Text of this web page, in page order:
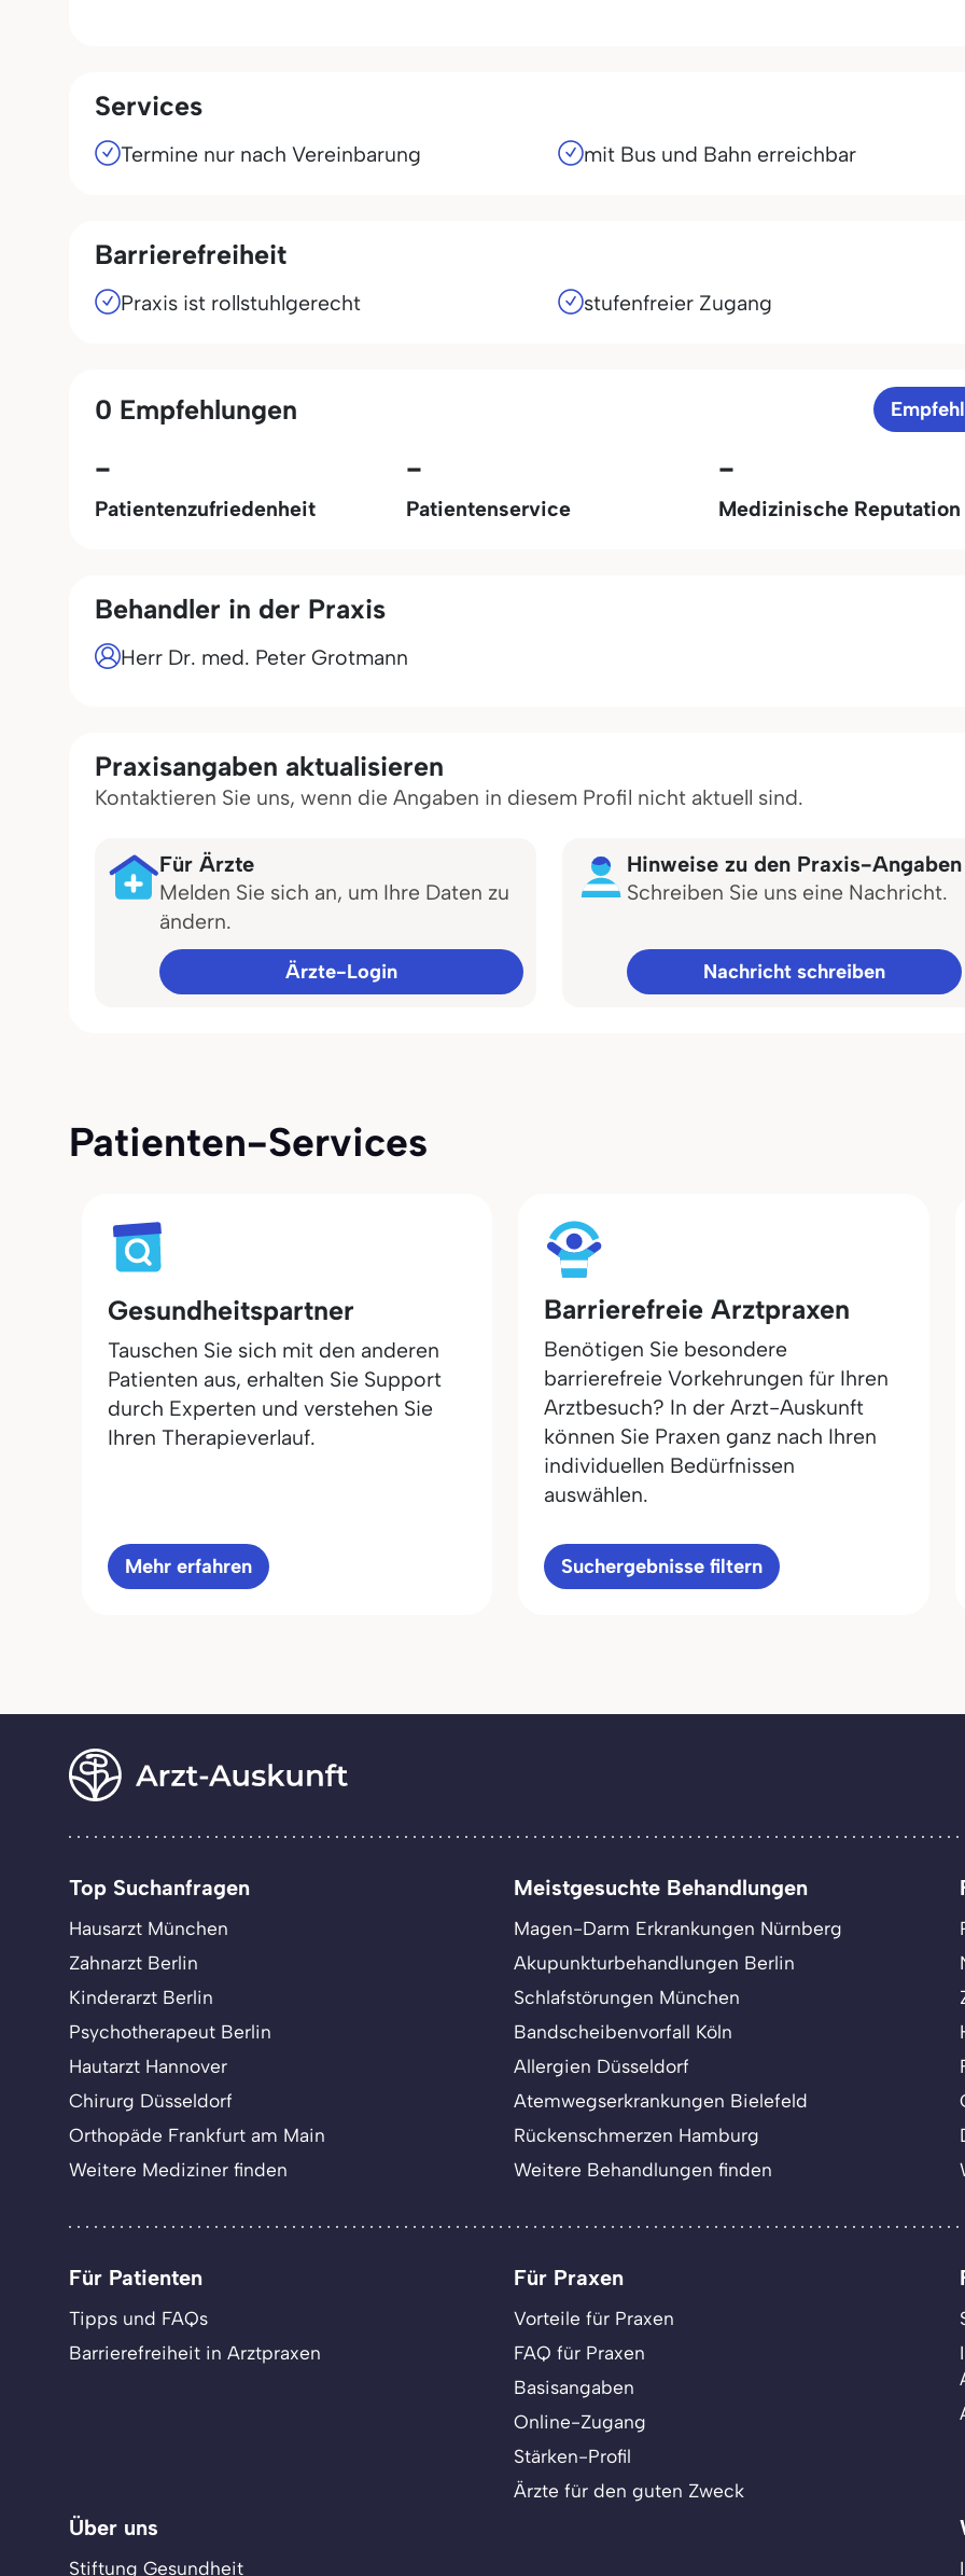
Services
Termine nur nach Vereinbarung mit Bus und Bahn erreichbar
Barrierefreiheit
Praxis ist rollstuhlgerecht stufenfreier Zugang
0 Empfehlungen
-
Patientenzufriedenheit
-
Patientenservice
-
Medizinische Reputation
Behandler in der Praxis
Herr Dr. med. Peter Grotmann
Praxisangaben aktualisieren
Kontaktieren Sie uns, wenn die Angaben in diesem Profil nicht aktuell sind.
Für Ärzte
Melden Sie sich an, um Ihre Daten zu
ändern.
Ärzte-Login
Hinweise zu den Praxis-Angaben
Schreiben Sie uns eine Nachricht.
Nachricht schreiben
Patienten-Services
Gesundheitspartner
Tauschen Sie sich mit den anderen
Patienten aus, erhalten Sie Support
durch Experten und verstehen Sie
Ihren Therapieverlauf.
Mehr erfahren
Barrierefreie Arztpraxen
Benötigen Sie besondere
barrierefreie Vorkehrungen für Ihren
Arztbesuch? In der Arzt-Auskunft
können Sie Praxen ganz nach Ihren
individuellen Bedürfnissen
auswählen.
Suchergebnisse filtern
Top Suchanfragen
Hausarzt München
Zahnarzt Berlin
Kinderarzt Berlin
Psychotherapeut Berlin
Hautarzt Hannover
Chirurg Düsseldorf
Orthopäde Frankfurt am Main
Weitere Mediziner finden
Meistgesuchte Behandlungen
Magen-Darm Erkrankungen Nürnberg
Akupunkturbehandlungen Berlin
Schlafstörungen München
Bandscheibenvorfall Köln
Allergien Düsseldorf
Atemwegserkrankungen Bielefeld
Rückenschmerzen Hamburg
Weitere Behandlungen finden
Für Patienten
Tipps und FAQs
Barrierefreiheit in Arztpraxen
Für Praxen
Vorteile für Praxen
FAQ für Praxen
Basisangaben
Online-Zugang
Stärken-Profil
Ärzte für den guten Zweck
Über uns
Stiftung Gesundheit